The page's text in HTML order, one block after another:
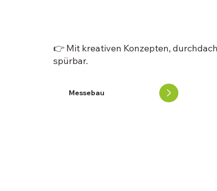
👉 Mit kreativen Konzepten,
spürbar.
Messebau